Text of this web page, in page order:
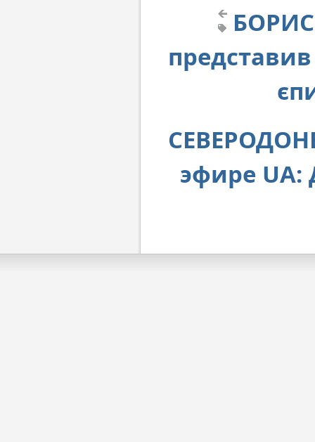
представив
эфире UA: